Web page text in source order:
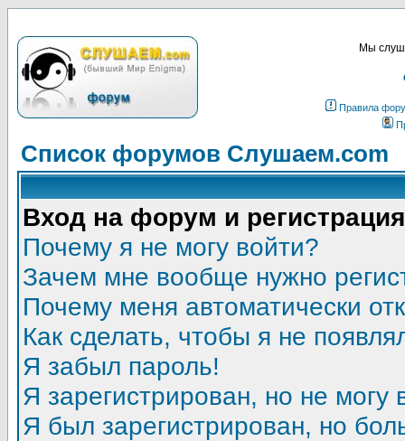
Мы
Правила
Список форумов Слушаем.com
Вход на форум и регистрация
Почему я не могу войти?
Зачем мне вообще нужно
Почему меня автоматически
Как сделать, чтобы я не
Я забыл пароль!
Я зарегистрирован, но не могу
Я был зарегистрирован, но